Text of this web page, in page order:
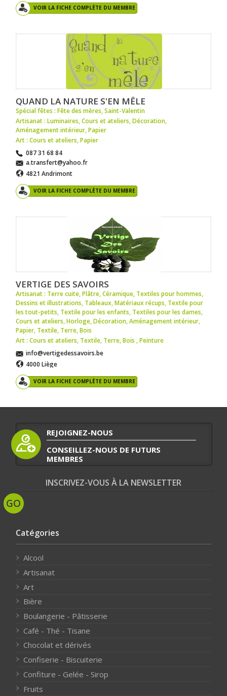
VOIR LA FICHE COMPLÈTE DU MEMBRE
QUAND LA NATURE S'EN MÊLE
Spécial fêtes : Fête des mères,Saint-Valentin
Artisanat : Luminaires,Cours et ateliers,Décoration,
Aménagement intérieur,Papier
Art : Cours et ateliers,Papier
087 31 68 84
a.transfert@yahoo.fr
4821 Andrimont
VOIR LA FICHE COMPLÈTE DU MEMBRE
VERTIGE DES SAVOIRS
Artisanat : Terre cuite,Plâtre,Céramique, Textiles pour hommes,
Dessins et illustrations, Tableaux,Matériaux récups, Textile pour
les tout-petits, Textile pour les enfants, Textiles pour les dames,
Cours et ateliers,Horloge,Décoration,Aménagement intérieur,
Papier, Textile, Terre,Bois
Art : Cours et ateliers, Textile, Terre,Bois ,Peinture
info@vertigedessavoirs.be
4000 Liège
VOIR LA FICHE COMPLÈTE DU MEMBRE
REJOIGNEZ-NOUS
CONSEILLEZ-NOUS DE FUTURS
MEMBRES
INSCRIVEZ-VOUS À LA NEWSLETTER
Catégories
Alcool
Artisanat
Art
Bière
Boulangerie - Pâtisserie
Café - Thé - Tisane
Chocolat et dérivés
Confiserie - Biscuiterie
Confiture - Gelée - Sirop
Fruits